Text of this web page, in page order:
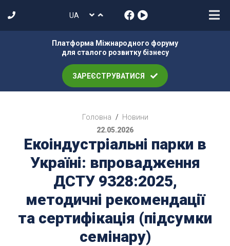
Платформа Міжнародного форуму
для сталого розвитку бізнесу
ЗАРЕЄСТРУВАТИСЯ
Головна / Новини
22.05.2026
Екоіндустріальні парки в
Україні: впровадження
ДСТУ 9328:2025,
методичні рекомендації
та сертифікація (підсумки
семінару)